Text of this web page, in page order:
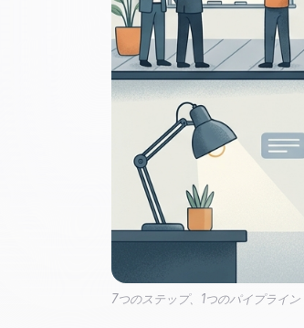
7つのステップ、1つのパイプライ